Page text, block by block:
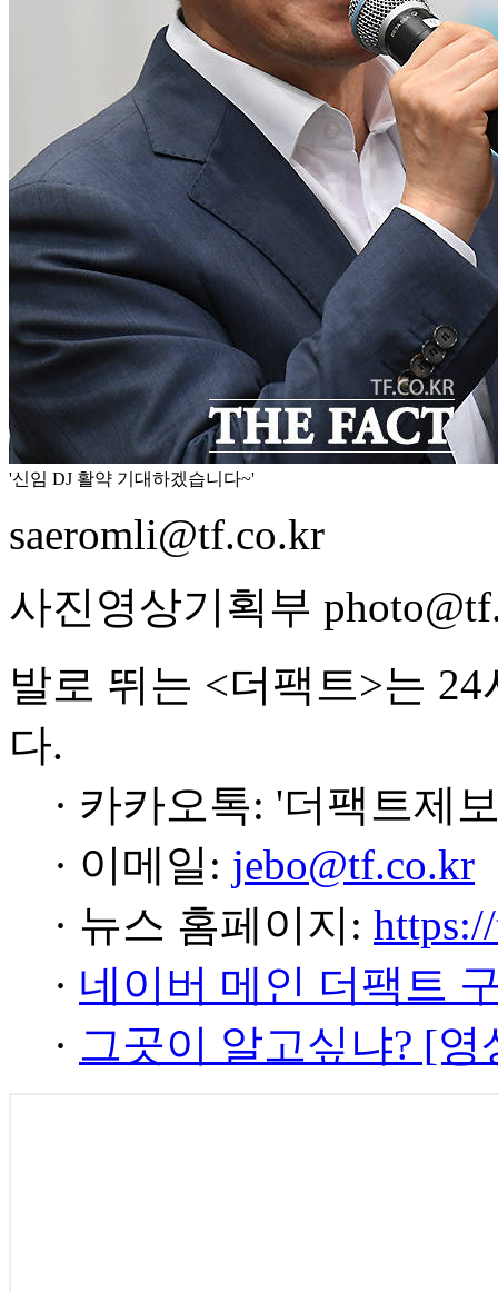
'신임 DJ 활약 기대하겠습니다~'
saeromli@tf.co.kr
사진영상기획부
발로 뛰는 <더팩트>는
다.
· 카카오톡: '더팩트제
· 이메일: jebo@tf.co.kr
· 뉴스 홈페이지:
· 네이버 메인 더팩트
· 그곳이 알고싶냐? [